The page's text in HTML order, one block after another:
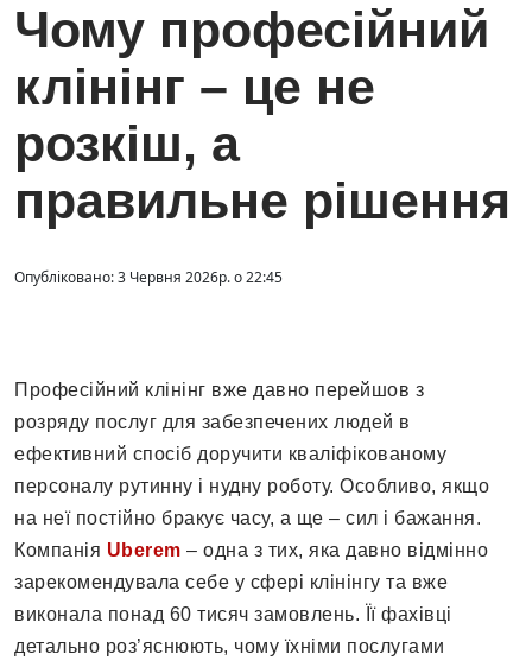
Чому професійний
клінінг – це не
розкіш, а
правильне рішення
Опубліковано: 3 Червня 2026р. о 22:45
Професійний клінінг вже давно перейшов з
розряду послуг для забезпечених людей в
ефективний спосіб доручити кваліфікованому
персоналу рутинну і нудну роботу. Особливо, якщо
на неї постійно бракує часу, а ще – сил і бажання.
Компанія Uberem – одна з тих, яка давно відмінно
зарекомендувала себе у сфері клінінгу та вже
виконала понад 60 тисяч замовлень. Її фахівці
детально роз’яснюють, чому їхніми послугами